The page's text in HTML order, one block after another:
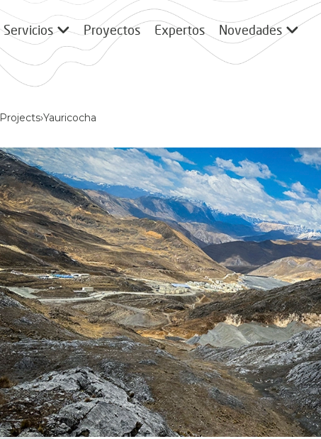
Servicios Proyectos Expertos Novedades
Projects›Yauricocha